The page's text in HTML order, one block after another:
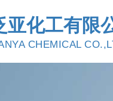
亚化工有限
CHEMICAL